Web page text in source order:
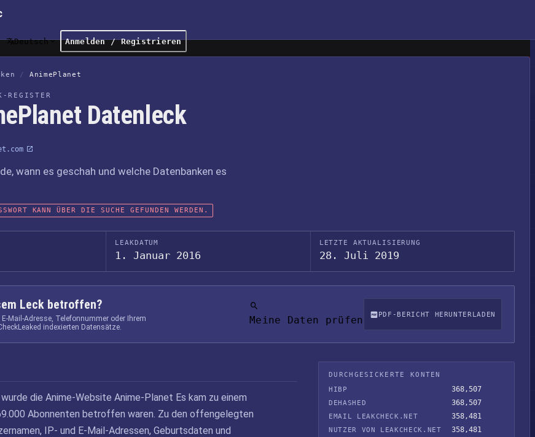
Deutsch Anmelden / Registrieren
/ AnimePlanet
REGISTER
Datenleck
wann es geschah und welche Datenbanken es
KANN ÜBER DIE SUCHE GEFUNDEN WERDEN.
LEAKDATUM
1. Januar 2016
LETZTE AKTUALISIERUNG
28. Juli 2019
Leck betroffen?
Mail-Adresse, Telefonnummer oder Ihrem
indexierten Datensätze.
Meine Daten prüfen PDF-BERICHT HERUNTERLADEN
die Anime-Website Anime-Planet Es kam zu einem
Abonnenten betroffen waren. Zu den offengelegten
IP- und E-Mail-Adressen, Geburtsdaten und
DURCHGESICKERTE KONTEN
HIBP
368,507
DEHASHED 368,507
EMAIL LEAKCHECK.NET 358,481
NUTZER VON LEAKCHECK.NET 358,481